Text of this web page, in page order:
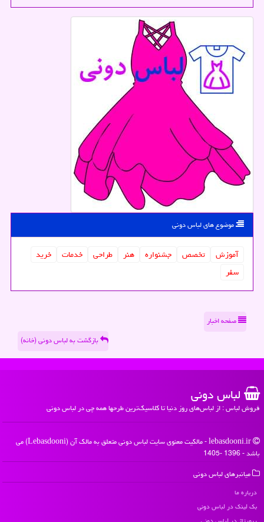
موضوع های لباس دونی
آموزش تخصص جشنواره هنر طراحی خدمات
خرید
سفر
صفحه اخبار
بازگشت به لباس دونی (خانه)
لباس دونی
فروش لباس : از لباس‌های روز دنیا تا کلاسیک‌ترین طرحها همه چی در لباس دونی
lebasdooni.ir - مالکیت معنوی سایت لباس دونی متعلق به مالک آن (Lebasdooni) می
باشد - 1396 -1405
میانبرهای لباس دونی
درباره ما
بک لینک در لباس دونی